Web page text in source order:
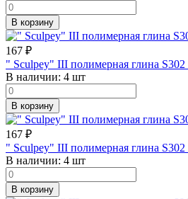
В корзину
167 ₽
" Sculpey" III полимерная глина
В наличии: 4 шт
В корзину
167 ₽
" Sculpey" III полимерная глина S302
В наличии: 4 шт
В корзину